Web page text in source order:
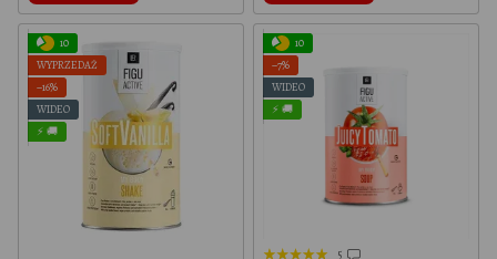
10
WYPRZEDAŻ
−16%
WIDEO
⚡ 🚚
10
−7%
WIDEO
⚡ 🚚
5